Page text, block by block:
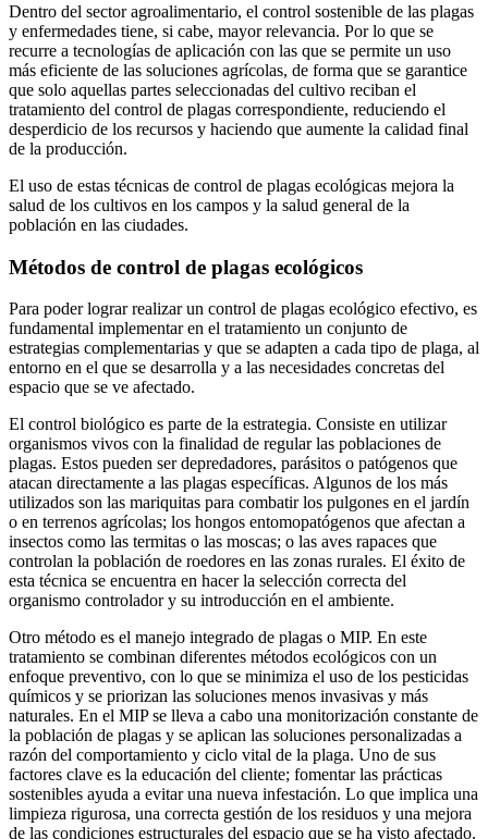
Dentro del sector agroalimentario, el control sostenible de las plagas
y enfermedades tiene, si cabe, mayor relevancia. Por lo que se
recurre a tecnologías de aplicación con las que se permite un uso
más eficiente de las soluciones agrícolas, de forma que se garantice
que solo aquellas partes seleccionadas del cultivo reciban el
tratamiento del control de plagas correspondiente, reduciendo el
desperdicio de los recursos y haciendo que aumente la calidad final
de la producción.
El uso de estas técnicas de control de plagas ecológicas mejora la
salud de los cultivos en los campos y la salud general de la
población en las ciudades.
Métodos de control de plagas ecológicos
Para poder lograr realizar un control de plagas ecológico efectivo, es
fundamental implementar en el tratamiento un conjunto de
estrategias complementarias y que se adapten a cada tipo de plaga, al
entorno en el que se desarrolla y a las necesidades concretas del
espacio que se ve afectado.
El control biológico es parte de la estrategia. Consiste en utilizar
organismos vivos con la finalidad de regular las poblaciones de
plagas. Estos pueden ser depredadores, parásitos o patógenos que
atacan directamente a las plagas específicas. Algunos de los más
utilizados son las mariquitas para combatir los pulgones en el jardín
o en terrenos agrícolas; los hongos entomopatógenos que afectan a
insectos como las termitas o las moscas; o las aves rapaces que
controlan la población de roedores en las zonas rurales. El éxito de
esta técnica se encuentra en hacer la selección correcta del
organismo controlador y su introducción en el ambiente.
Otro método es el manejo integrado de plagas o MIP. En este
tratamiento se combinan diferentes métodos ecológicos con un
enfoque preventivo, con lo que se minimiza el uso de los pesticidas
químicos y se priorizan las soluciones menos invasivas y más
naturales. En el MIP se lleva a cabo una monitorización constante de
la población de plagas y se aplican las soluciones personalizadas a
razón del comportamiento y ciclo vital de la plaga. Uno de sus
factores clave es la educación del cliente; fomentar las prácticas
sostenibles ayuda a evitar una nueva infestación. Lo que implica una
limpieza rigurosa, una correcta gestión de los residuos y una mejora
de las condiciones estructurales del espacio que se ha visto afectado.